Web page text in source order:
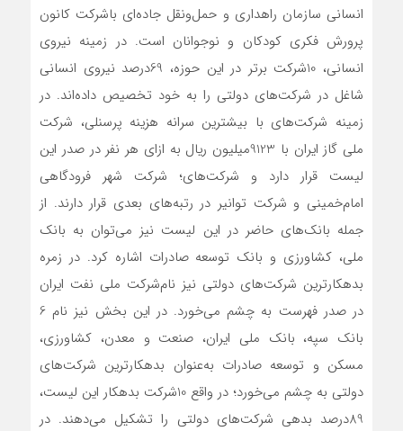
انسانی سازمان راهداری و حمل‌ونقل جاده‌‌‌‌‌ای با‌شرکت کانون
پرورش فکری کودکان و نوجوانان است. در زمینه نیروی
انسانی، 10‌شرکت برتر در این حوزه، 69‌درصد نیروی انسانی
شاغل در شرکت‌های دولتی را به خود تخصیص داده‌اند. در
زمینه شرکت‌های با بیشترین سرانه هزینه پرسنلی، ‌شرکت
ملی گاز ایران با 9123‌میلیون‌ ریال به ازای هر نفر در صدر این
لیست قرار دارد و شرکت‌های؛ ‌شرکت شهر فرودگاهی
امام‌خمینی و ‌شرکت توانیر در رتبه‌‌‌‌‌های بعدی قرار دارند. از
جمله بانک‌های حاضر در این لیست نیز می‌توان به بانک
ملی، کشاورزی و بانک توسعه صادرات اشاره کرد. در زمره
بدهکارترین شرکت‌های دولتی نیز نام‌شرکت ملی نفت ایران
در صدر فهرست به چشم می‌خورد. در این بخش نیز نام 6
بانک سپه، بانک ملی ایران، صنعت و معدن، کشاورزی،
مسکن و توسعه صادرات به‌عنوان بدهکارترین شرکت‌های
دولتی به چشم می‌خورد؛ در واقع 10‌شرکت بدهکار این لیست،
89‌درصد بدهی شرکت‌های دولتی را تشکیل می‌دهند. در